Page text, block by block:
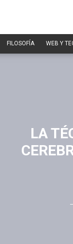
FILOSOFÍA WEB Y
LA